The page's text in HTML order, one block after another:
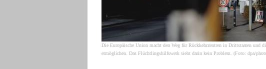
Die Europäische Union macht den Weg für Rückkehrzentren in Drittstaaten und
ermöglichen. Das Flüchtlingshilfswerk sieht darin kein Problem. (Foto: dpa/